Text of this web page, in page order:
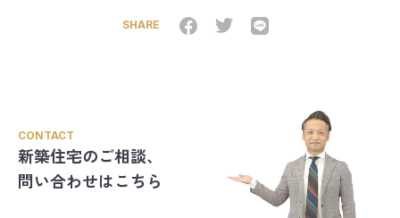
SHARE
CONTACT
新築住宅のご相談、
問い合わせはこちら